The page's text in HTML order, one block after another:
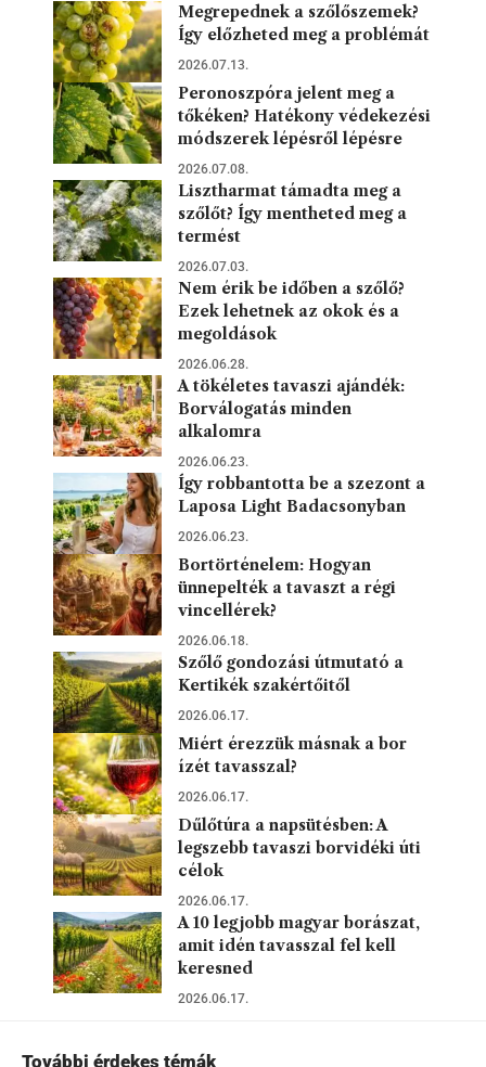
Megrepednek a szőlőszemek?
Így előzheted meg a problémát
2026.07.13.
Peronoszpóra jelent meg a
tőkéken? Hatékony védekezési
módszerek lépésről lépésre
2026.07.08.
Lisztharmat támadta meg a
szőlőt? Így mentheted meg a
termést
2026.07.03.
Nem érik be időben a szőlő?
Ezek lehetnek az okok és a
megoldások
2026.06.28.
A tökéletes tavaszi ajándék:
Borválogatás minden
alkalomra
2026.06.23.
Így robbantotta be a szezont a
Laposa Light Badacsonyban
2026.06.23.
Bortörténelem: Hogyan
ünnepelték a tavaszt a régi
vincellérek?
2026.06.18.
Szőlő gondozási útmutató a
Kertikék szakértőitől
2026.06.17.
Miért érezzük másnak a bor
ízét tavasszal?
2026.06.17.
Dűlőtúra a napsütésben: A
legszebb tavaszi borvidéki úti
célok
2026.06.17.
A 10 legjobb magyar borászat,
amit idén tavasszal fel kell
keresned
2026.06.17.
További érdekes témák